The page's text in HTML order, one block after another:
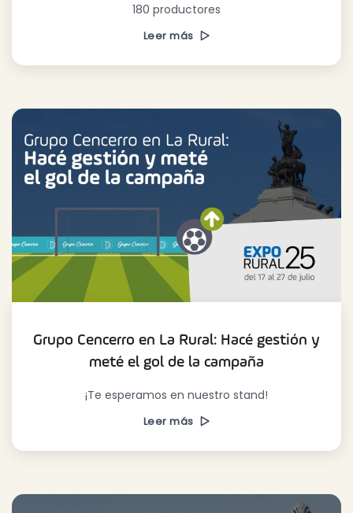
180 productores
Leer más
Grupo Cencerro en La Rural: Hacé gestión y
meté el gol de la campaña
¡Te esperamos en nuestro stand!
Leer más